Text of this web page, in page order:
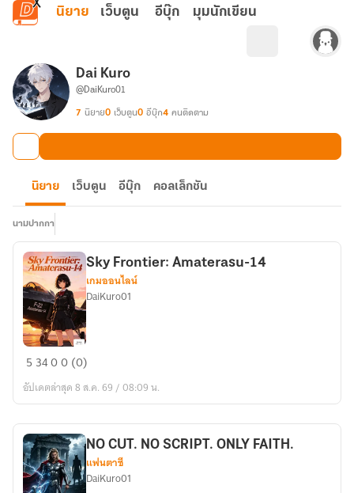
ข้ามไปยังเนื้อหาหลัก
นิยาย เว็บตูน อีบุ๊ก มุมนักเขียน
Dai Kuro
@DaiKuro01
7 นิยาย0 เว็บตูน0 อีบุ๊ก4 คนติดตาม
นิยาย เว็บตูน อีบุ๊ก คอลเล็กชัน
นามปากกา
Sky
Amaterasu-
Sky Frontier: Amaterasu-14
เกมออนไลน์
DaiKuro01
5 3400 (0)
อัปเดตล่าสุด 8 ส.ค. 69 / 08:09 น.
NO CUT. NO SCRIPT. ONLY FAITH.
แฟนตาซี
DaiKuro01